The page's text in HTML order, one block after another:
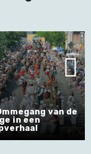
van de
in een